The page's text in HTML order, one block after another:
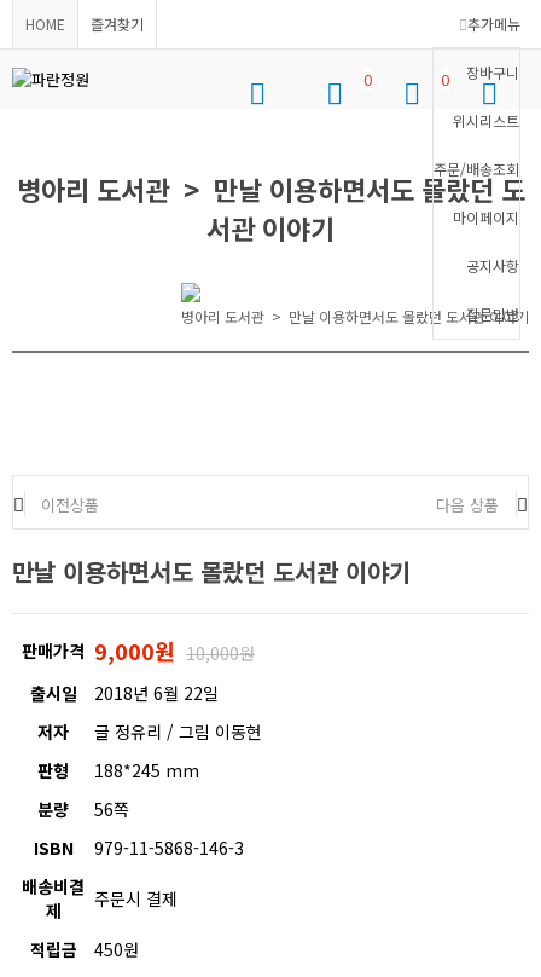
HOME 즐겨찾기 추가메뉴
장바구니
위시리스트
주문/배송조회
마이페이지
공지사항
질문답변
0 0
메뉴
병아리 도서관 > 만날 이용하면서도 몰랐던 도
서관 이야기
병아리 도서관 > 만날 이용하면서도 몰랐던 도서관 이야기
이전상품 다음 상품
만날 이용하면서도 몰랐던 도서관 이야기
판매가격 9,000원 10,000원
출시일
2018년 6월 22일
저자
글 정유리 / 그림 이동현
판형
188*245 mm
분량
56쪽
ISBN
979-11-5868-146-3
배송비결
제
주문시 결제
적립금 450원